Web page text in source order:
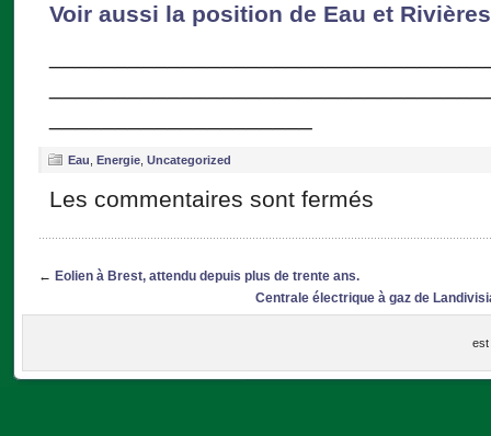
Voir aussi la position de Eau et
Eau Energie Uncategorized
Les commentaires sont fermés
← Eolien à Brest, attendu depuis plus de trente ans.
Centrale électrique à gaz de